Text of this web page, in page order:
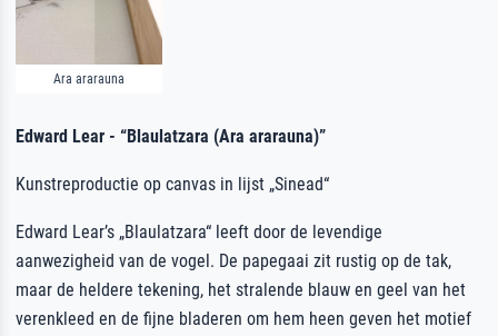
Ara ararauna
Edward Lear - “Blaulatzara (Ara ararauna)”
Kunstreproductie op canvas in lijst „Sinead“
Edward Lear’s „Blaulatzara“ leeft door de levendige
aanwezigheid van de vogel. De papegaai zit rustig op de tak,
maar de heldere tekening, het stralende blauw en geel van het
verenkleed en de fijne bladeren om hem heen geven het motief